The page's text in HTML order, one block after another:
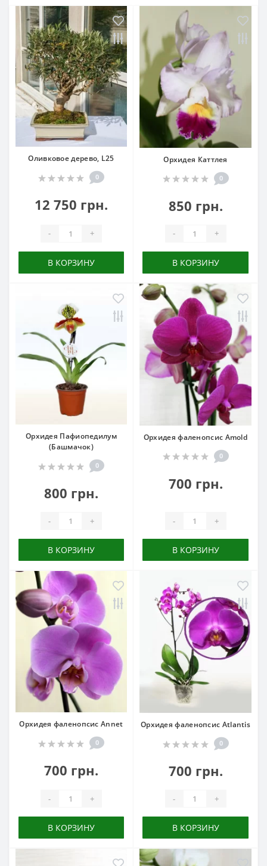
Оливковое дерево, L25
0
12 750 грн.
- +
В КОРЗИНУ
Орхидея Каттлея
0
850 грн.
- +
В КОРЗИНУ
Орхидея Пафиопедилум
(Башмачок)
0
800 грн.
- +
В КОРЗИНУ
Орхидея фаленопсис Amold
0
700 грн.
- +
В КОРЗИНУ
Орхидея фаленопсис Annet
0
700 грн.
- +
В КОРЗИНУ
Орхидея фаленопсис Atlantis
0
700 грн.
- +
В КОРЗИНУ